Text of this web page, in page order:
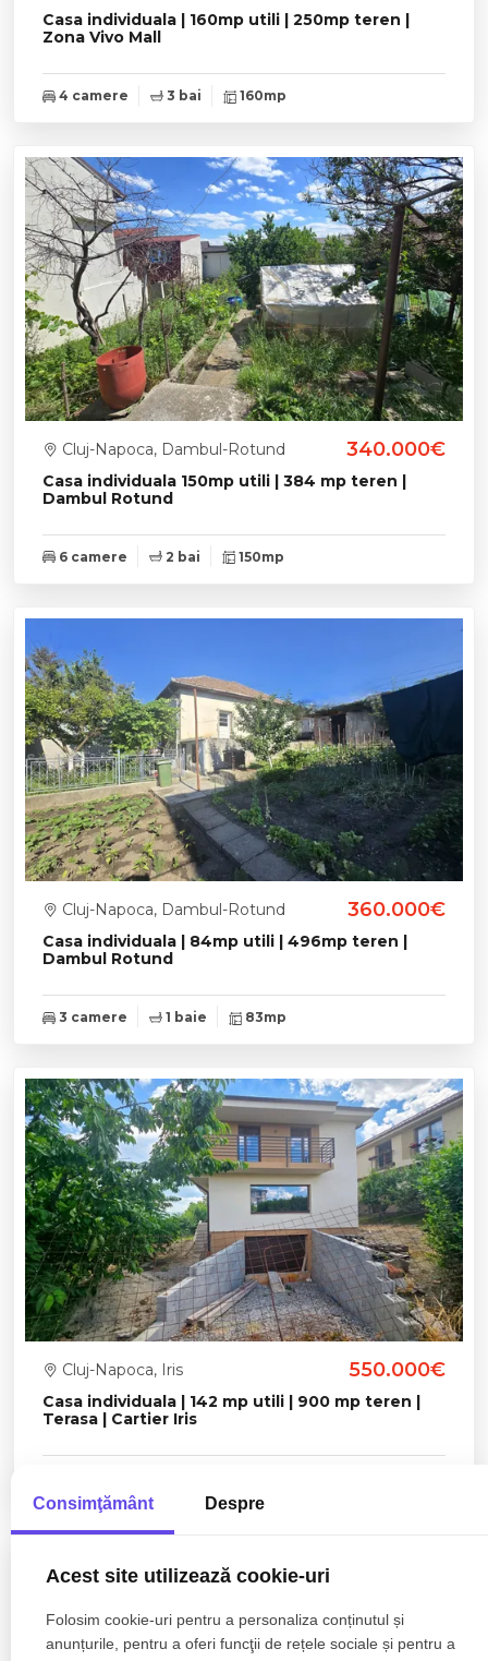
Casa individuala | 160mp utili | 250mp teren |
Zona Vivo Mall
4 camere 3 bai 160mp
Casa individuala 150mp utili | 384 mp teren |
Dambul Rotund
Cluj-Napoca, Dambul-Rotund 340.000€
6 camere 2 bai 150mp
Casa individuala | 84mp utili | 496mp teren |
Dambul Rotund
Cluj-Napoca, Dambul-Rotund 360.000€
3 camere 1 baie 83mp
Casa individuala | 142 mp utili | 900 mp teren |
Terasa | Cartier Iris
Cluj-Napoca, Iris 550.000€
Consimţământ Despre
Acest site utilizează cookie-uri
Folosim cookie-uri pentru a personaliza conținutul și
anunțurile, pentru a oferi funcţii de rețele sociale și pentru a